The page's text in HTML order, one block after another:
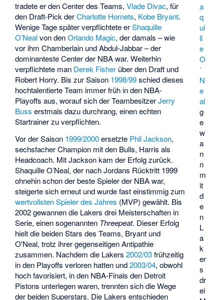
a
q
ui
ll
e
O
’
N
e
al
g
e
w
a
n
n
m
it
d
e
n
L
a
k
er
s
dr
ei
tradete er den Center des Teams,Vlade Divac, für
den Draft-Pick derCharlotte Hornets, Kobe Bryant.
Wenige Tage später verpflichtete erShaquille
O’Nealvon denOrlando Magic, der damals – wie
vor ihm Chamberlain und Abdul-Jabbar – der
dominanteste Center der NBA war. Weiterhin
verpflichtete man Derek Fisher über den Draft und
Robert Horry. Bis zur Saison 1998/99schied dieses
hochtalentierte Team immer früh in den NBA-
Playoffs aus, worauf sich der TeambesitzerJerry
Buss erstmals dazu durchrang, einen echten
Startrainer zu verpflichten.
Vor der Saison 1999/2000ersetzte Phil Jackson,
sechsfacher Champion mit den Bulls, Harris als
Headcoach. Mit Jackson kam der Erfolg zurück.
Shaquille O’Neal, der nach Jordans Rücktritt 1999
ohnehin schon der beste Spieler der NBA war,
steigerte sich erneut und wurde fast einstimmig zum
wertvollsten Spieler des Jahres (MVP) gewählt. Bis
2002 gewannen die Lakers drei Meisterschaften in
Serie, einen sogenannten Threepeat. Dieser Erfolg
hielt die beiden Stars des Teams, Bryant und
O'Neal, trotz ihrer gegenseitigen Antipathie
zusammen. Nachdem die Lakers2002/03frühzeitig
in den Playoffs verloren hatten und2003/04, obwohl
hoch favorisiert, in den NBA-Finals den Detroit
Pistons unterlegen waren, trennten sich die Wege
der beiden Superstars. Die Lakers entschieden